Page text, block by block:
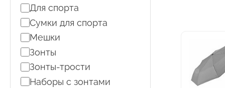
Для спорта
Сумки для спорта
Мешки
Зонты
Зонты-трости
Наборы с зонтами